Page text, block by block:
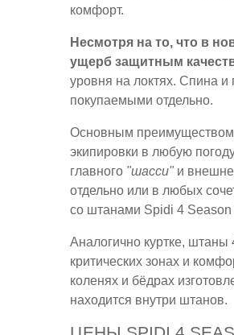
комфорт.
Несмотря на то, что в
ущерб защитным
уровня на локтях. Спина
покупаемыми отдельно.
Основным преимуществом
экипировки в любую
главного "шасси" и
отдельно или в любых
со штанами Spidi 4 Season
Аналогично куртке,
критических зонах и
коленях и бёдрах
находится внутри штанов.